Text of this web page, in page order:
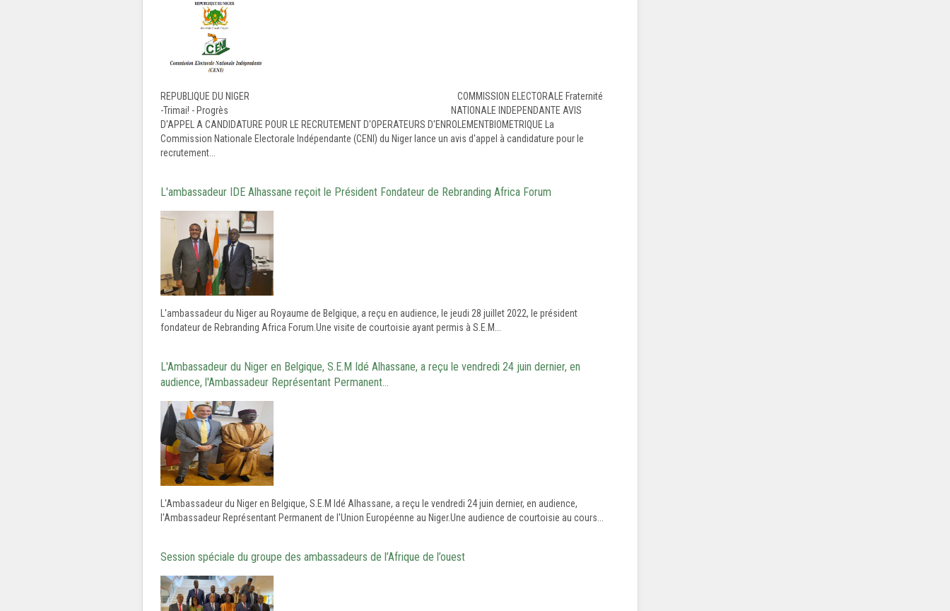
REPUBLIQUE DU NIGER COMMISSION ELECTORALE Fraternité
-Trimai! - Progrès NATIONALE INDEPENDANTE AVIS
D'APPEL A CANDIDATURE POUR LE RECRUTEMENT D'OPERATEURS D'ENROLEMENTBIOMETRIQUE La
Commission Nationale Electorale Indépendante (CENI) du Niger lance un avis d'appel à candidature pour le
recrutement...
L'ambassadeur IDE Alhassane reçoit le Président Fondateur de Rebranding Africa Forum
L'ambassadeur du Niger au Royaume de Belgique, a reçu en audience, le jeudi 28 juillet 2022, le président
fondateur de Rebranding Africa Forum.Une visite de courtoisie ayant permis à S.E.M...
L'Ambassadeur du Niger en Belgique, S.E.M Idé Alhassane, a reçu le vendredi 24 juin dernier, en
audience, l'Ambassadeur Représentant Permanent…
L'Ambassadeur du Niger en Belgique, S.E.M Idé Alhassane, a reçu le vendredi 24 juin dernier, en audience,
l'Ambassadeur Représentant Permanent de l'Union Européenne au Niger.Une audience de courtoisie au cours...
Session spéciale du groupe des ambassadeurs de l’Afrique de l’ouest